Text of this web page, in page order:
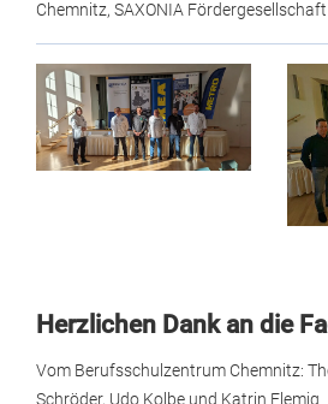
Chemnitz, SAXONIA Fördergesellschaft
Herzlichen Dank an die
Vom Berufsschulzentrum Chemnitz:
Schröder, Udo Kolbe und Katrin Flemig